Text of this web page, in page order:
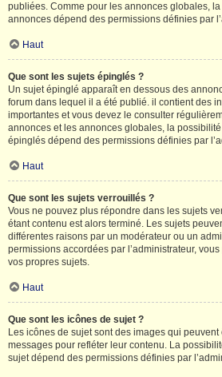
publiées. Comme pour les annonces globales,
annonces dépend des permissions définies par
Haut
Que sont les sujets épinglés ?
Un sujet épinglé apparaît en dessous des
forum dans lequel il a été publié. il contient des
importantes et vous devez le consulter
annonces et les annonces globales, la
épinglés dépend des permissions définies par
Haut
Que sont les sujets verrouillés ?
Vous ne pouvez plus répondre dans les sujets
étant contenu est alors terminé. Les sujets
différentes raisons par un modérateur ou un
permissions accordées par l’administrateur,
vos propres sujets.
Haut
Que sont les icônes de sujet ?
Les icônes de sujet sont des images qui
messages pour refléter leur contenu. La
sujet dépend des permissions définies par